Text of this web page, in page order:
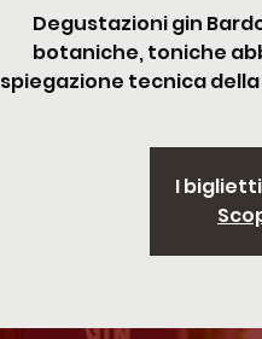
Degustazioni gin
botaniche, toniche
spiegazione tecnica della
I